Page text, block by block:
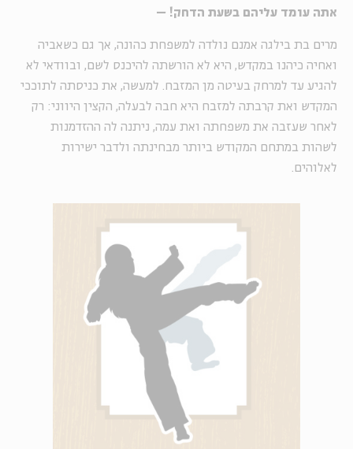
אתה עומד עליהם בשעת הדחק! –
מרים בת בילגה אמנם נולדה למשפחת כהונה, אך גם כשאביה
ואחיה כיהנו במקדש, היא לא הורשתה להיכנס לשם, ובוודאי לא
להגיע עד למרחק בעיטה מן המזבח. למעשה, את כניסתה לתוככי
המקדש ואת קרבתה למזבח היא חבה לבעלה, הקצין היווני: רק
לאחר שעזבה את משפחתה ואת עמה, ניתנה לה ההזדמנות
לשהות במתחם המקודש ביותר מבחינתה ולדבר ישירות
לאלוהים.